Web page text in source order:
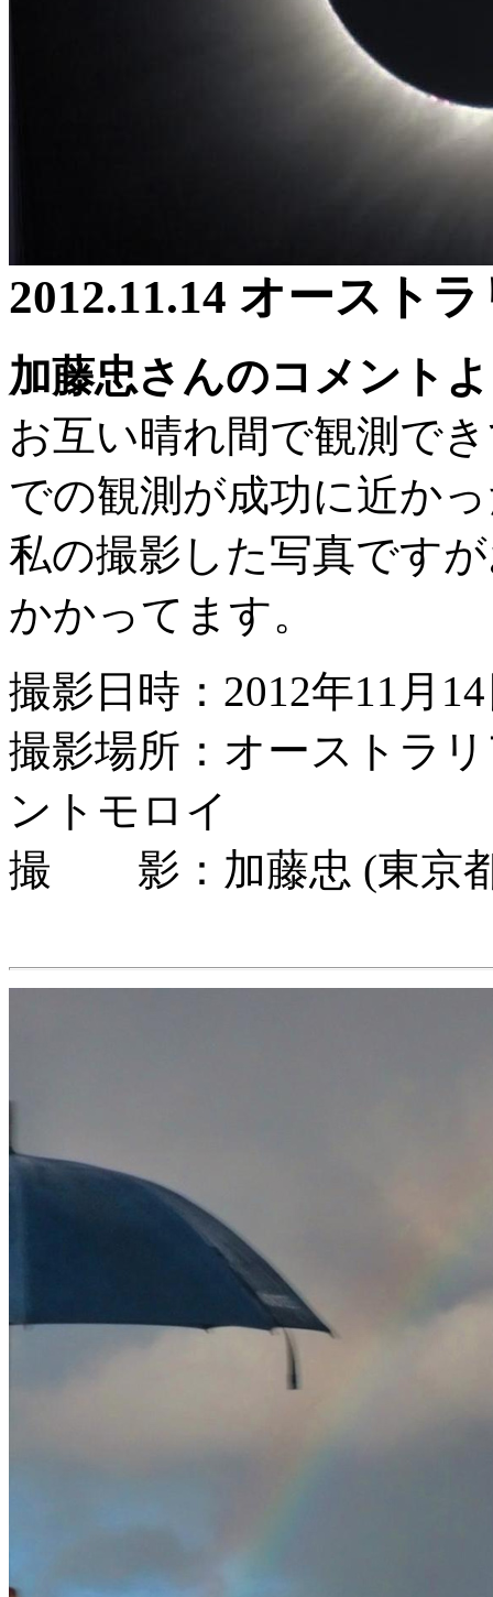
2012.11.14 オースト
加藤忠さんのコメント
お互い晴れ間で観測で
での観測が成功に近か
私の撮影した写真です
かかってます。
撮影日時：2012年11月
撮影場所：オーストラ
ントモロイ
撮 影：加藤忠 (東京